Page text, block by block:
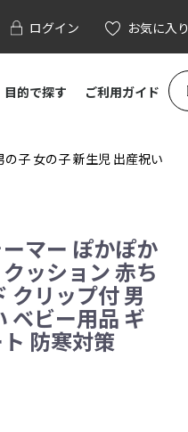
ログイン お気に入り
目的で探す ご利用ガイド
子 女の子 新生児 出産祝い
マー ぽかぽか
ッション 赤ち
クリップ付 男
ベビー用品 ギ
防寒対策